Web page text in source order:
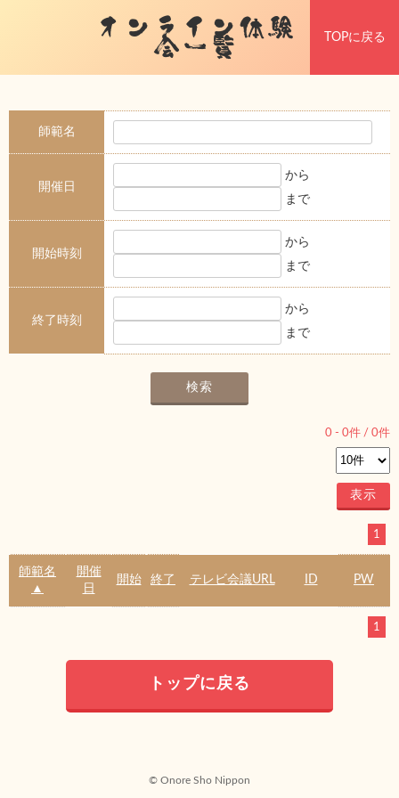
オンライン体験
会一覧 TOPに戻る
師範名
開催日
から
まで
開始時刻
から
まで
終了時刻
から
まで
0 - 0件 / 0件
1
師範名
▲
開催
日
開始 終了 テレビ会議URL ID PW
1
トップに戻る
© Onore Sho Nippon